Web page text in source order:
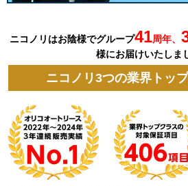
ニコノリはお陰様でグループ41周年、
様にお届けいたしま
ニコノリ3つの業界トッ